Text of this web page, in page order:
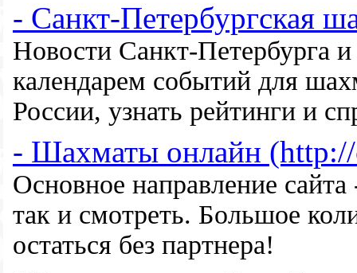
- Санкт-Петербургская
Новости Санкт-Петербурга
календарем событий для
России, узнать рейтинги и
- Шахматы онлайн (http://
Основное направление
так и смотреть. Большое
остаться без партнера!